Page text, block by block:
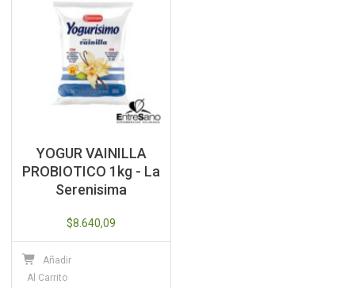
YOGUR VAINILLA
PROBIOTICO 1kg - La
Serenisima
$8.640,09
Añadir
Al Carrito